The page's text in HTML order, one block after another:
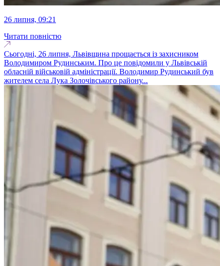
26 липня, 09:21
Читати повністю
Сьогодні, 26 липня, Львівщина прощається із захисником
Володимиром Рудинським. Про це повідомили у Львівській
обласній військовій адміністрації. Володимир Рудинський був
жителем села Лука Золочівського району...